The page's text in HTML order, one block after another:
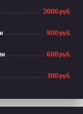
2000 руб.
900 руб.
600 руб.
300 руб.